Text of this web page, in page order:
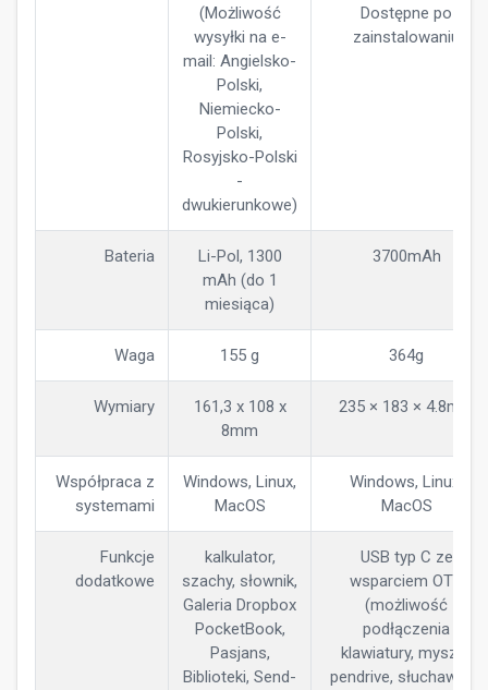
(Możliwość
wysyłki na e-
mail: Angielsko-
Polski,
Niemiecko-
Polski,
Rosyjsko-Polski
-
dwukierunkowe)
Dostępne po
zainstalowaniu
Bateria
Li-Pol, 1300
mAh (do 1
miesiąca)
3700mAh
Waga 155 g 364g
Wymiary
161,3 x 108 x
8mm
235 × 183 × 4.8mm
Współpraca z
systemami
Windows, Linux,
MacOS
Windows, Linux,
MacOS
Funkcje
dodatkowe
kalkulator,
szachy, słownik,
Galeria Dropbox
PocketBook,
Pasjans,
Biblioteki, Send-
USB typ C ze
wsparciem OTG
(możliwość
podłączenia
klawiatury, myszki,
pendrive, słuchawek),